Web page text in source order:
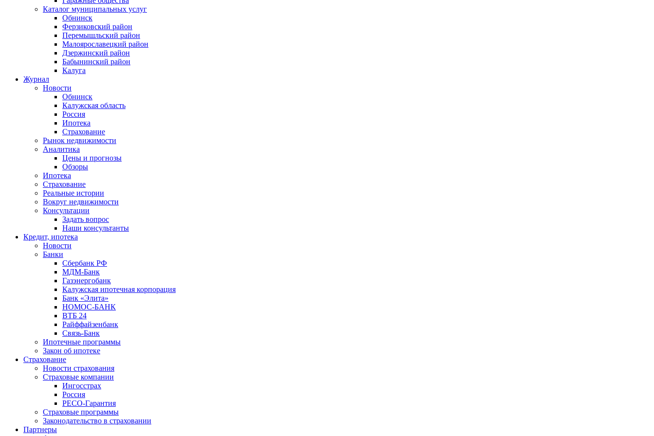
Каталог муниципальных услуг
Обнинск
Ферзиковский район
Перемышльский район
Малоярославецкий район
Дзержинский район
Бабынинский район
Калуга
Журнал
Новости
Обнинск
Калужская область
Россия
Ипотека
Страхование
Рынок недвижимости
Аналитика
Цены и прогнозы
Обзоры
Ипотека
Страхование
Реальные истории
Вокруг недвижимости
Консультации
Задать вопрос
Наши консультанты
Кредит, ипотека
Новости
Банки
Сбербанк РФ
МДМ-Банк
Газэнергобанк
Калужская ипотечная корпорация
Банк «Элита»
НОМОС-БАНК
ВТБ 24
Райффайзенбанк
Связь-Банк
Ипотечные программы
Закон об ипотеке
Страхование
Новости страхования
Страховые компании
Ингосстрах
Россия
РЕСО-Гарантия
Страховые программы
Законодательство в страховании
Партнеры